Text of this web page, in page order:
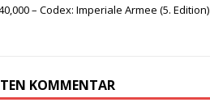
– Codex: Imperiale Armee (5. Edition)
KOMMENTAR